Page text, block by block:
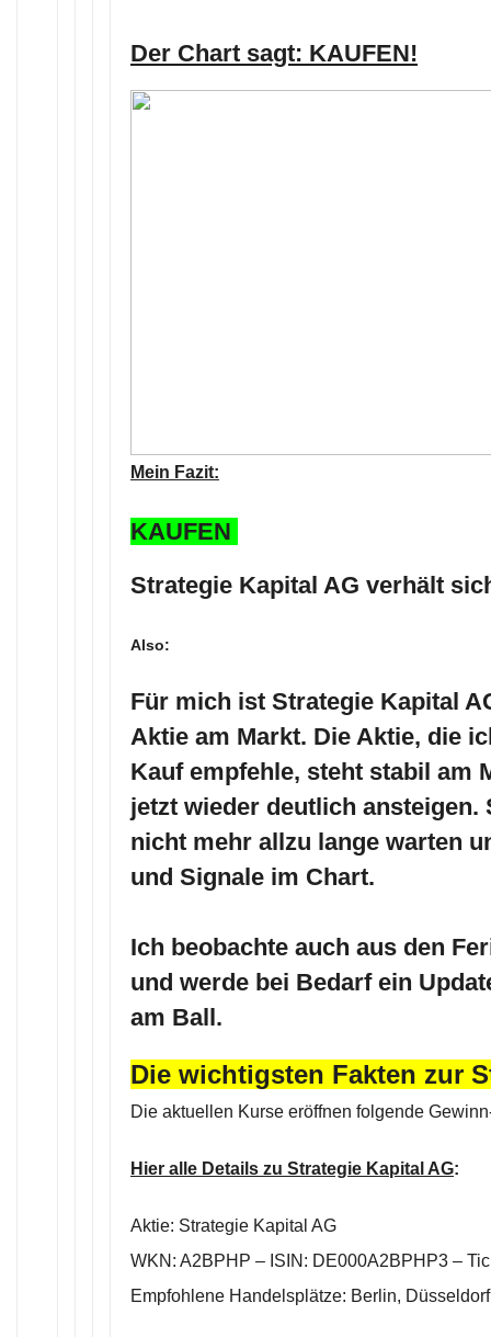
Der Chart sagt: KAUFEN!
Mein Fazit:
KAUFEN
Strategie Kapital AG verhält
Also:
Für mich ist Strategie Kapital
Aktie am Markt. Die Aktie, die
Kauf empfehle, steht stabil am
jetzt wieder deutlich
nicht mehr allzu lange warten
und Signale im Chart.
Ich beobachte auch aus den
und werde bei Bedarf ein
am Ball.
Die wichtigsten Fakten zur
Die aktuellen Kurse eröffnen folgende
Hier alle Details zu Strategie Kapital AG:
Aktie: Strategie Kapital AG
WKN: A2BPHP – ISIN: DE000A2BPHP3 –
Empfohlene Handelsplätze: Berlin, Düsseldorf